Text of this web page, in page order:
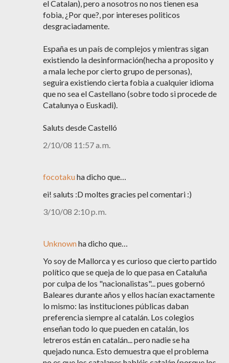
el Catalan), pero a nosotros no nos tienen esa
fobia, ¿Por que?, por intereses politicos
desgraciadamente.
España es un país de complejos y mientras sigan
existiendo la desinformación(hecha a proposito y
a mala leche por cierto grupo de personas),
seguira existiendo cierta fobia a cualquier idioma
que no sea el Castellano (sobre todo si procede de
Catalunya o Euskadi).
Saluts desde Castelló
2/10/08 11:57 a. m.
focotakuha dicho que…
ei! saluts :D moltes gracies pel comentari :)
3/10/08 2:10 p. m.
Unknownha dicho que…
Yo soy de Mallorca y es curioso que cierto partido
político que se queja de lo que pasa en Cataluña
por culpa de los "nacionalistas"... pues gobernó
Baleares durante años y ellos hacían exactamente
lo mismo: las instituciones públicas daban
preferencia siempre al catalán. Los colegios
enseñan todo lo que pueden en catalán, los
letreros están en catalán... pero nadie se ha
quejado nunca. Esto demuestra que el problema